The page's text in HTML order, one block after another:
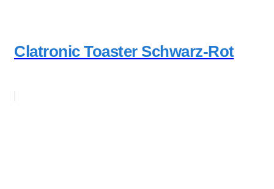
Clatronic Toaster Schwarz-Rot